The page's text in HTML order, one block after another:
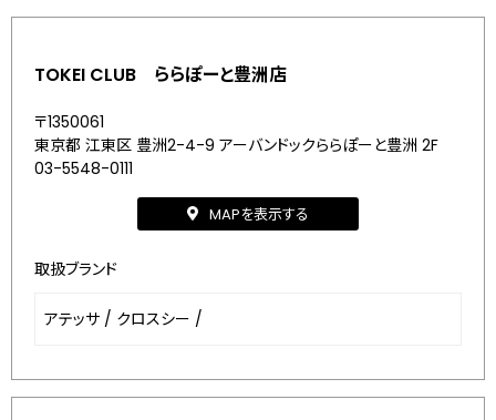
TOKEI CLUB ららぽーと豊洲店
〒1350061
東京都 江東区 豊洲2-4-9 アーバンドックららぽーと豊洲 2F
03-5548-0111
MAPを表示する
取扱ブランド
アテッサ / クロスシー /